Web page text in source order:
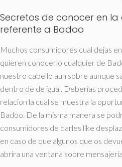
Secretos de conocer en
referente a Badoo
Muchos consumidores cual dejas
quieren conocerlo cualquier de
nuestro cabello aun sobre aunque
dentro de de igual. Deberias
relacion la cual se muestra la
Badoo. De la misma manera se
consumidores de darles like
en caso de que algunos que os
abrira una ventana sobre